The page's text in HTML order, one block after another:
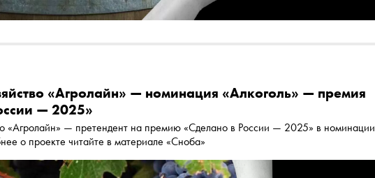
«Агролайн» — номинация «Алкоголь» — премия
— 2025»
«Агролайн» — претендент на премию «Сделано в России — 2025» в номинации
о проекте читайте в материале «Сноба»